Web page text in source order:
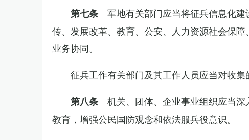
第七条 军地有关部门应当将征兵信息化
传、发展改革、教育、公安、人力资源社会保
业务协同。
征兵工作有关部门及其工作人员应当对收
第八条 机关、团体、企业事业组织应当
教育，增强公民国防观念和依法服兵役意识。